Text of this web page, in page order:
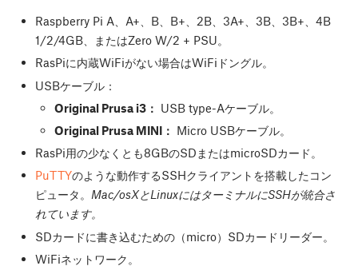
Raspberry Pi A、A+、B、B+、2B、3A+、3B、3B+、4B
1/2/4GB、またはZero W/2 + PSU。
RasPiに内蔵WiFiがない場合はWiFiドングル。
USBケーブル：
Original Prusa i3： USB type-Aケーブル。
Original Prusa MINI： Micro USBケーブル。
RasPi用の少なくとも8GBのSDまたはmicroSDカード。
PuTTYのような動作するSSHクライアントを搭載したコン
ピュータ。 Mac/osXとLinuxにはターミナルにSSHが統合さ
れています。
SDカードに書き込むための（micro）SDカードリーダー。
WiFiネットワーク。